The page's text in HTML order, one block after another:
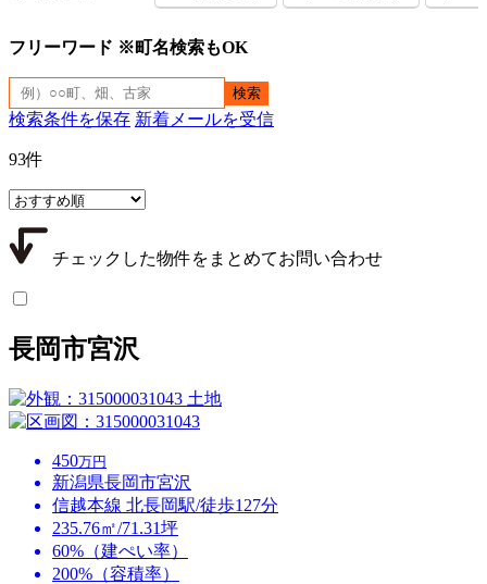
フリーワード ※町名検索もOK
検索条件を保存 新着メールを受信
93件
チェックした物件をまとめてお問い合わせ
長岡市宮沢
土地
450万円
新潟県長岡市宮沢
信越本線 北長岡駅/徒歩127分
235.76㎡/71.31坪
60%（建ぺい率）
200%（容積率）